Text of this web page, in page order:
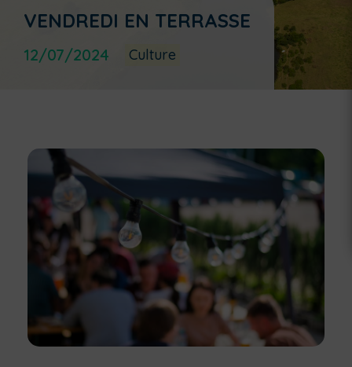
VENDREDI EN TERRASSE
12/07/2024 Culture